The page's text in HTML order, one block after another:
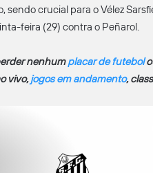
sendo crucial para o Vélez
feira (29) contra o Peñarol.
nenhumplacar de futebol
vivo,jogos em andamento,